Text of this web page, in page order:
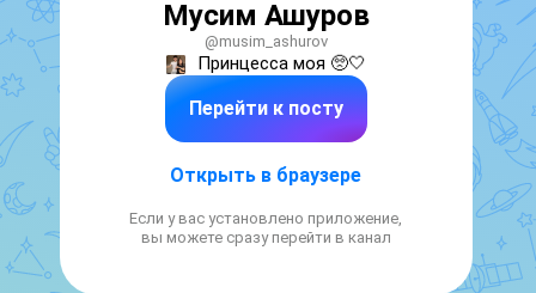
Мусим Ашуров
@musim_ashurov
Принцесса моя 🥺🤍
Перейти к посту
Открыть в браузере
Если у вас установлено приложение,
вы можете сразу перейти в канал